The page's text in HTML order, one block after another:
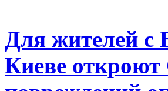
Для жителей с
Киеве откроют